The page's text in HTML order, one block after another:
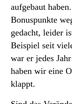
aufgebaut
Bonuspunkte
gedacht, leider
Beispiel seit
war er jedes
haben wir eine
klappt.